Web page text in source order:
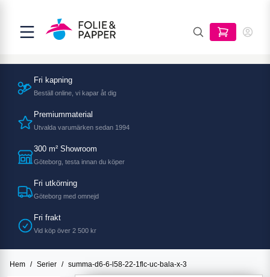
Fri kapning
Beställ online, vi kapar åt dig
Premiummaterial
Utvalda varumärken sedan 1994
300 m² Showroom
Göteborg, testa innan du köper
Fri utkörning
Göteborg med omnejd
Fri frakt
Vid köp över 2 500 kr
Hem / Serier / summa-d6-6-l58-22-1flc-uc-bala-x-3